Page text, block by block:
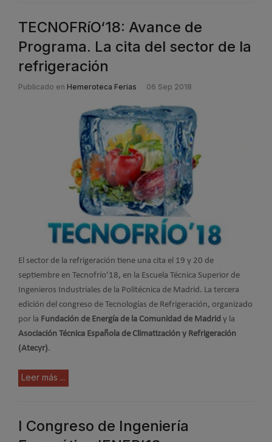
TECNOFRíO‘18: Avance de
Programa. La cita del sector de la
refrigeración
Publicado en Hemeroteca Ferias 06 Sep 2018
El sector de la refrigeración tiene una cita el 19 y 20 de
septiembre en Tecnofrío’18, en la Escuela Técnica Superior de
Ingenieros Industriales de la Politécnica de Madrid. La tercera
edición del congreso de Tecnologías de Refrigeración, organizado
por la Fundación de Energía de la Comunidad de Madrid y la
Asociación Técnica Española de Climatización y Refrigeración
(Atecyr).
Leer más ...
I Congreso de Ingeniería